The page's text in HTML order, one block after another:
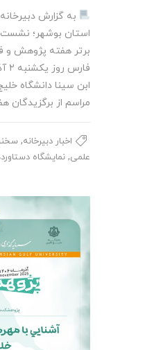
به گزارش
استان بوشهر؛ نشست
برتر هفته پژوهش و
ابن سینا دانشگاه
مراسم از
اخبار دبیرخانه,
علمی, نمایشگاه